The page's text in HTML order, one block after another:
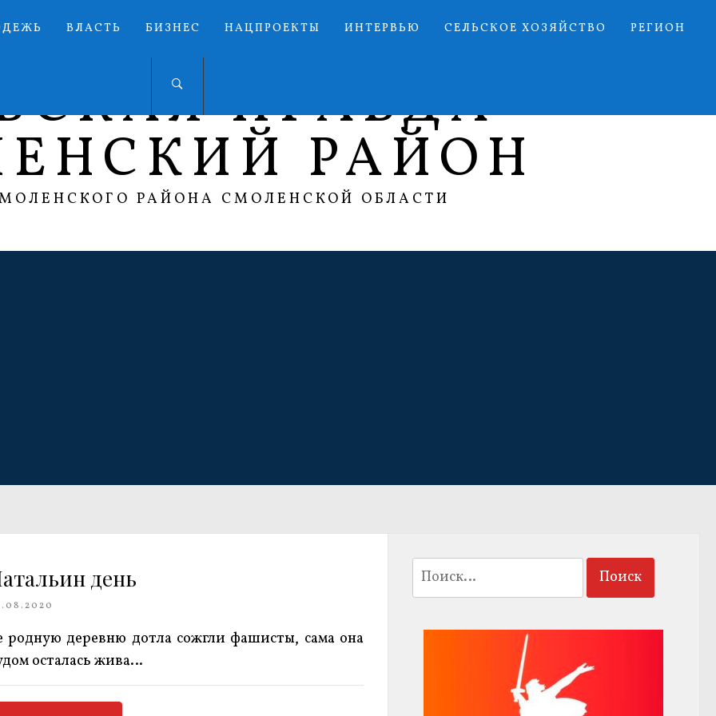
ВЛАСТЬ БИЗНЕС НАЦПРОЕКТЫ ИНТЕРВЬЮ СЕЛЬСКОЕ ХОЗЯЙСТВО РЕГИОН
ПРАВДА
РАЙОН
РАЙОНА СМОЛЕНСКОЙ ОБЛАСТИ
день
родную деревню дотла сожгли фашисты, сама она
осталась жива…
Найти: